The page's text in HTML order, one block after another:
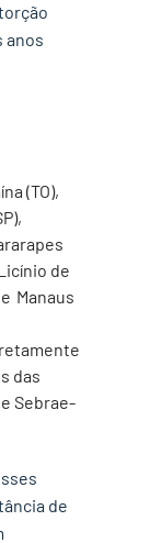
anos
(TO),
de
Manaus
das
Sebrae-
de